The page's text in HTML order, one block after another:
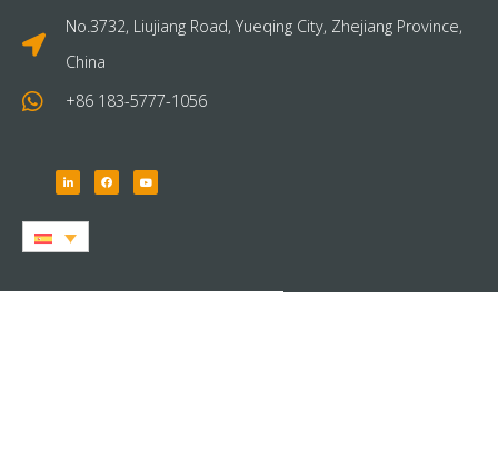
No.3732, Liujiang Road, Yueqing City, Zhejiang Province,
China
+86 183-5777-1056